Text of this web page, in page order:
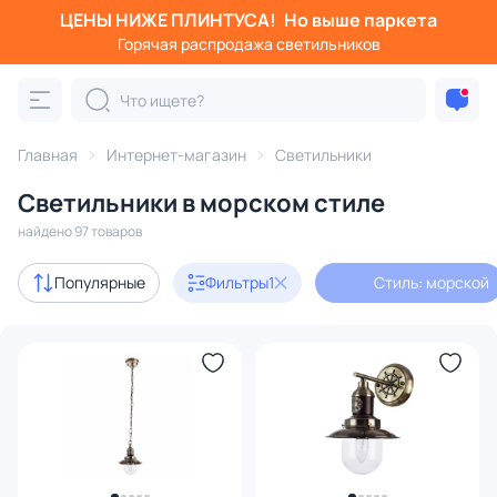
ЦЕНЫ НИЖЕ ПЛИНТУСА! Но выше паркета
Горячая распродажа светильников
Главная Интернет-магазин Светильники
Светильники в морском стиле
найдено 97 товаров
Популярные Фильтры1 Стиль: морской
Фильтры
Категория:
Люстры Подвесные светильники Потолочные
Акции 13
58